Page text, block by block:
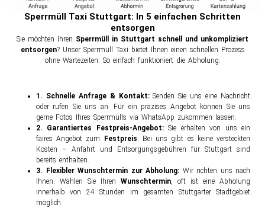
Sperrmüll Taxi Stuttgart: In 5 einfachen Schritten
entsorgen
Sie möchten Ihren Sperrmüll in Stuttgart schnell und unkompliziert
entsorgen? Unser Sperrmüll Taxi bietet Ihnen einen schnellen Prozess
ohne Wartezeiten. So einfach funktioniert die Abholung:
1. Schnelle Anfrage & Kontakt:Senden Sie uns eine Nachricht
oder rufen Sie uns an. Für ein präzises Angebot können Sie uns
gerne Fotos Ihres Sperrmülls via WhatsApp zukommen lassen.
2. Garantiertes Festpreis-Angebot:Sie erhalten von uns ein
faires Angebot zum Festpreis . Bei uns gibt es keine versteckten
Kosten – Anfahrt und Entsorgungsgebühren für Stuttgart sind
bereits enthalten.
3. Flexibler Wunschtermin zur Abholung: Wir richten uns nach
Ihnen. Wählen Sie Ihren Wunschtermin , oft ist eine Abholung
innerhalb von 24 Stunden im gesamten Stuttgarter Stadtgebiet
möglich.